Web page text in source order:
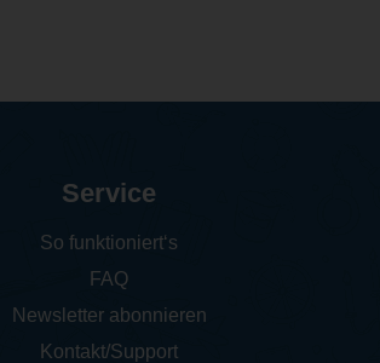
Service
So funktioniert‘s
FAQ
Newsletter abonnieren
Kontakt/Support